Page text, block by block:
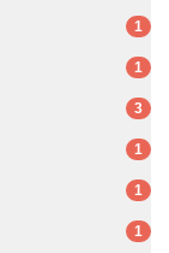
1
1
3
1
1
1